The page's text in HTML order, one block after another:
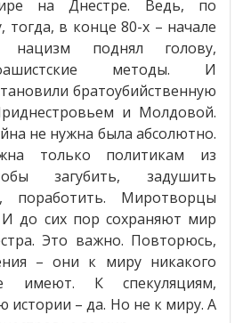
на Днестре. Ведь, по
тогда, в конце 80-х – начале
нацизм поднял голову,
методы. И
братоубийственную
и Молдовой.
не нужна была абсолютно.
только политикам из
загубить, задушить
поработить. Миротворцы
И до сих пор сохраняют мир
Это важно. Повторюсь,
– они к миру никакого
имеют. К спекуляциям,
истории – да. Но не к миру. А